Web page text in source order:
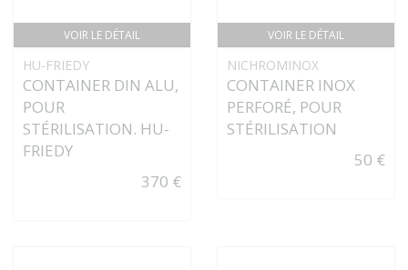
VOIR LE DÉTAIL
HU-FRIEDY
CONTAINER DIN ALU,
POUR
STÉRILISATION. HU-
FRIEDY
370 €
VOIR LE DÉTAIL
NICHROMINOX
CONTAINER INOX
PERFORÉ, POUR
STÉRILISATION
50 €